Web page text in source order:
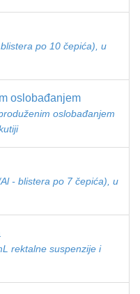
po 10 čepića), u
oslobađanjem
oslobađanjem
- blistera po 7 čepića), u
rektalne suspenzije i